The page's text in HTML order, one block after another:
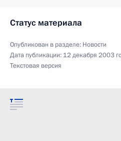
Статус материала
Опубликован в разделе: Новости
Дата публикации: 12 декабря 2003
Текстовая версия